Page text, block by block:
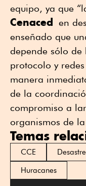
equipo, ya que
Cenaced en
enseñado que
depende sólo de
protocolo y
manera
de la
compromiso a
organismos de
Temas
CCE
Huracanes